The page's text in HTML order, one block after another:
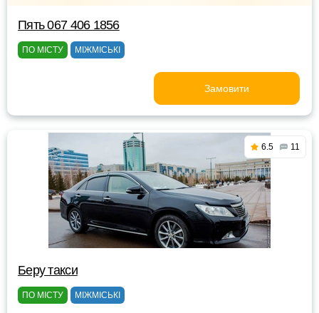
Пять 067 406 1856
ПО МІСТУ МІЖМІСЬКІ
Замовити
6.5 11
Беру такси
ПО МІСТУ МІЖМІСЬКІ